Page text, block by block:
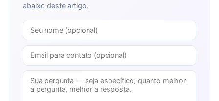
abaixo deste artigo.